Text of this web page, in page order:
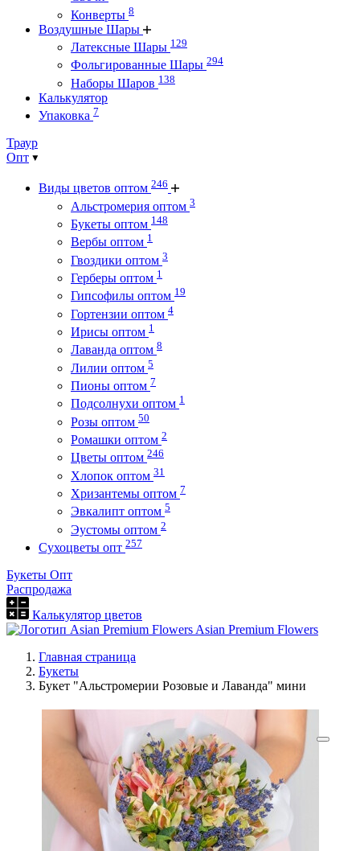
Конверты 8
Воздушные Шары
Латексные Шары 129
Фольгированные Шары 294
Наборы Шаров 138
Калькулятор
Упаковка 7
Траур
Опт
Виды цветов оптом 246
Альстромерия оптом 3
Букеты оптом 148
Вербы оптом 1
Гвоздики оптом 3
Герберы оптом 1
Гипсофилы оптом 19
Гортензии оптом 4
Ирисы оптом 1
Лаванда оптом 8
Лилии оптом 5
Пионы оптом 7
Подсолнухи оптом 1
Розы оптом 50
Ромашки оптом 2
Цветы оптом 246
Хлопок оптом 31
Хризантемы оптом 7
Эвкалипт оптом 5
Эустомы оптом 2
Сухоцветы опт 257
Букеты Опт
Распродажа
Калькулятор цветов
Asian Premium Flowers
Главная страница
Букеты
Букет "Альстромерии Розовые и Лаванда" мини